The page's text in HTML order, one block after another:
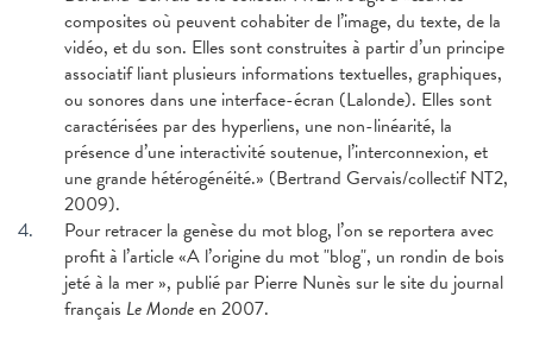
composites où peuvent cohabiter de l’image, du texte, de la
vidéo, et du son. Elles sont construites à partir d’un principe
associatif liant plusieurs informations textuelles, graphiques,
ou sonores dans une interface-écran (Lalonde). Elles sont
caractérisées par des hyperliens, une non-linéarité, la
présence d’une interactivité soutenue, l’interconnexion, et
une grande hétérogénéité.» (Bertrand Gervais/collectif NT2,
2009).
4.
Pour retracer la genèse du mot blog, l’on se reportera avec
profit à l’article «A l’origine du mot "blog", un rondin de bois
jeté à la mer », publié par Pierre Nunès sur le site du journal
français Le Mondeen 2007.